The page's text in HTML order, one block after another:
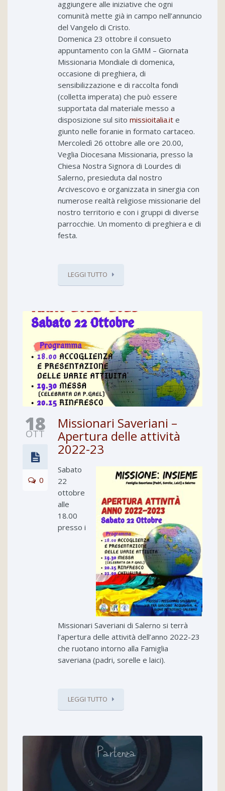
aggiungere alle iniziative che ogni
comunità mette già in campo nell’annuncio
del Vangelo di Cristo.
Domenica 23 ottobre il consueto
appuntamento con la GMM – Giornata
Missionaria Mondiale di domenica,
occasione di preghiera, di
sensibilizzazione e di raccolta fondi
(colletta imperata) che può essere
supportata dal materiale messo a
disposizione sul sito missioitalia.it e
giunto nelle foranie in formato cartaceo.
Mercoledì 26 ottobre alle ore 20.00,
Veglia Diocesana Missionaria, presso la
Chiesa Nostra Signora di Lourdes di
Salerno, presieduta dal nostro
Arcivescovo e organizzata in sinergia con
numerose realtà religiose missionarie del
nostro territorio e con i gruppi di diverse
parrocchie. Un momento di preghiera e di
festa.
LEGGI TUTTO
18
OTT
0
Missionari Saveriani –
Apertura delle attività
2022-23
Sabato
22
ottobre
alle
18.00
presso i
Missionari Saveriani di Salerno si terrà
l’apertura delle attività dell’anno 2022-23
che ruotano intorno alla Famiglia
saveriana (padri, sorelle e laici).
LEGGI TUTTO